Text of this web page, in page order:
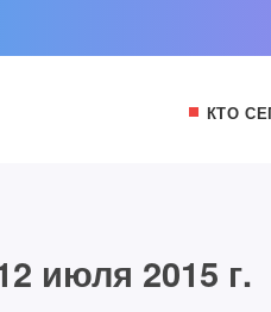
КТО
июля 2015 г.